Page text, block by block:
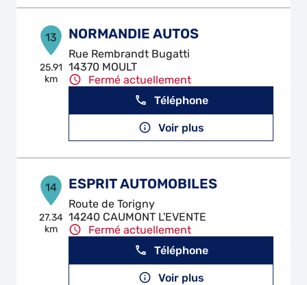
13
25.91
km
NORMANDIE AUTOS
Rue Rembrandt Bugatti
14370 MOULT
Fermé actuellement
Téléphone
Voir plus
14
27.34
km
ESPRIT AUTOMOBILES
Route de Torigny
14240 CAUMONT L'EVENTE
Fermé actuellement
Téléphone
Voir plus